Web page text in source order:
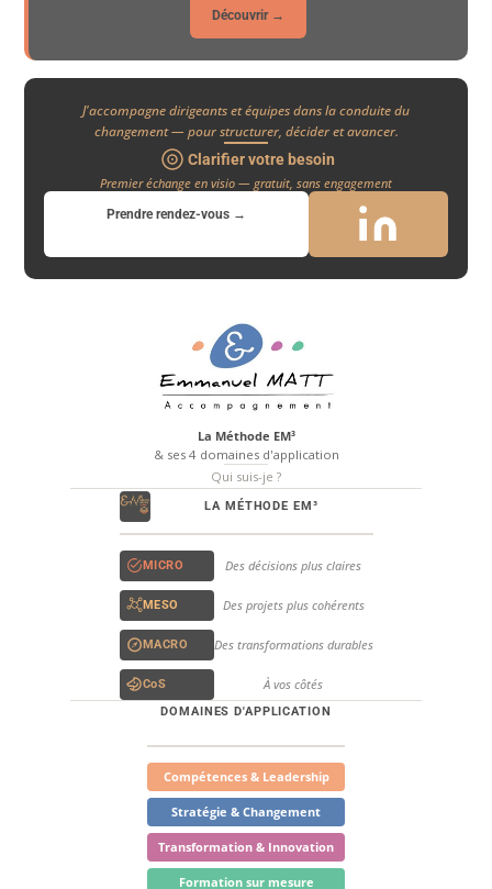
Découvrir →
J'accompagne dirigeants et équipes dans la conduite du
changement — pour structurer, décider et avancer.
Clarifier votre besoin
Premier échange en visio — gratuit, sans engagement
Prendre rendez-vous →
La Méthode EM³
& ses 4 domaines d'application
Qui suis-je ?
LA MÉTHODE EM³
MICRO Des décisions plus claires
MESO Des projets plus cohérents
MACRO Des transformations durables
CoS À vos côtés
DOMAINES D'APPLICATION
Compétences & Leadership
Stratégie & Changement
Transformation & Innovation
Formation sur mesure